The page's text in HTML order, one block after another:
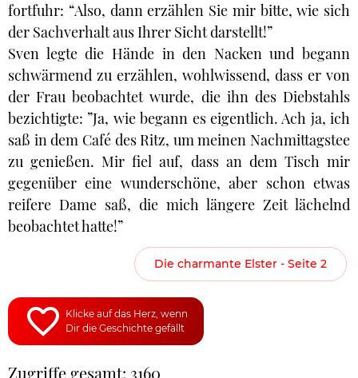
fortfuhr: “Also, dann erzählen Sie mir bitte, wie sich
der Sachverhalt aus Ihrer Sicht darstellt!”
Sven legte die Hände in den Nacken und begann
schwärmend zu erzählen, wohlwissend, dass er von
der Frau beobachtet wurde, die ihn des Diebstahls
bezichtigte: ”Ja, wie begann es eigentlich. Ach ja, ich
saß in dem Café des Ritz, um meinen Nachmittagstee
zu genießen. Mir fiel auf, dass an dem Tisch mir
gegenüber eine wunderschöne, aber schon etwas
reifere Dame saß, die mich längere Zeit lächelnd
beobachtet hatte!”
Die charmante Elster - Seite 2
Klicke auf das Herz, wenn
Dir die Geschichte gefällt
Zugriffe gesamt: 3160